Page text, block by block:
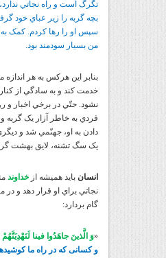
تگرگ است و راه نجاتي
بچه گربه را زير عباي خود
سپس او را رها کردم. کمک به
من بسيار سودمند بود.
بنابر اين هرکس به هر اندازه
خدمت کند و به سادگي از
نشود. حتّي در برخي اخبار و
فردي به خاطر آزار يک
دادن به او، جهنّمي شد و
يک سگ تشنه، لايق بهشت
انسان بايد هميشه ازخداوند
نجاتي براي او قرار دهد و
گام بردارد:
«وَ الَّذينَ جاهَدُوا فينا
و كسانى كه در راه ما